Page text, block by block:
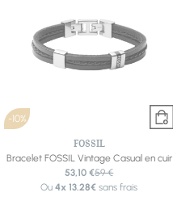
-10%
FOSSIL
Bracelet FOSSIL Vintage Casual en cuir
53,10 €59 €
Ou4x 13.28€ sans frais